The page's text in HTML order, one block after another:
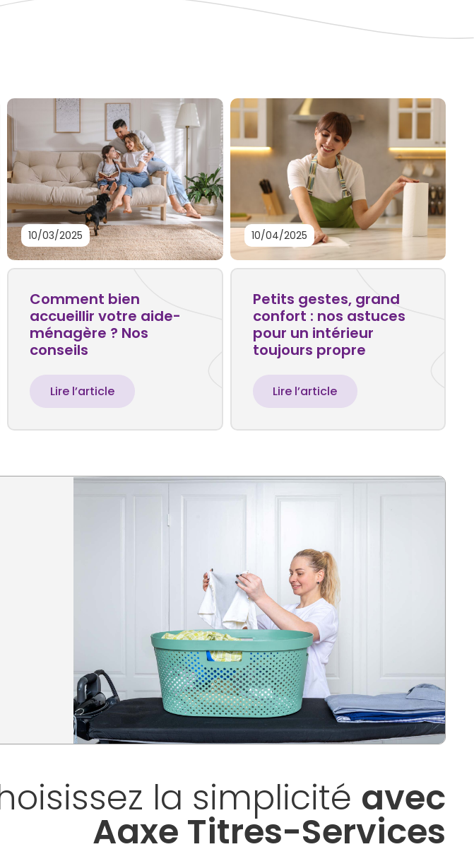
10/03/2025
Comment bien
accueillir votre aide-
ménagère ? Nos
conseils
Lire l’article
10/04/2025
Petits gestes, grand
confort : nos astuces
pour un intérieur
toujours propre
Lire l’article
la simplicité avec
Aaxe Titres-Services